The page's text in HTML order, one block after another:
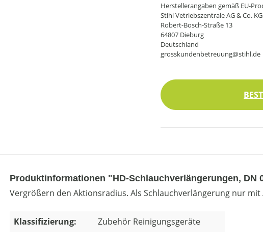
Herstellerangaben gemäß EU-
Stihl Vetriebszentrale AG & Co. KG
Robert-Bosch-Straße 13
64807 Dieburg
Deutschland
grosskundenbetreuung@stihl.de
Produktinformationen "HD-Schlauchverlängerungen, DN
Vergrößern den Aktionsradius. Als Schlauchverlängerung nur
Klassifizierung: Zubehör Reinigungsgeräte